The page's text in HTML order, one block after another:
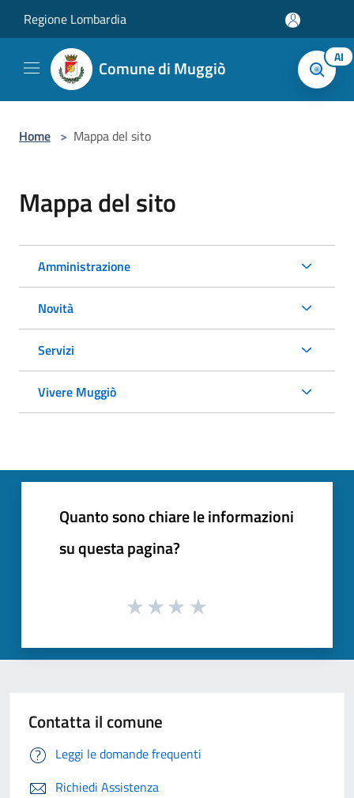
Regione Lombardia
Comune di Muggiò AI
Home > Mappa del sito
Mappa del sito
Amministrazione
Novità
Servizi
Vivere Muggiò
Quanto sono chiare le informazioni
su questa pagina?
Contatta il comune
Leggi le domande frequenti
Richiedi Assistenza